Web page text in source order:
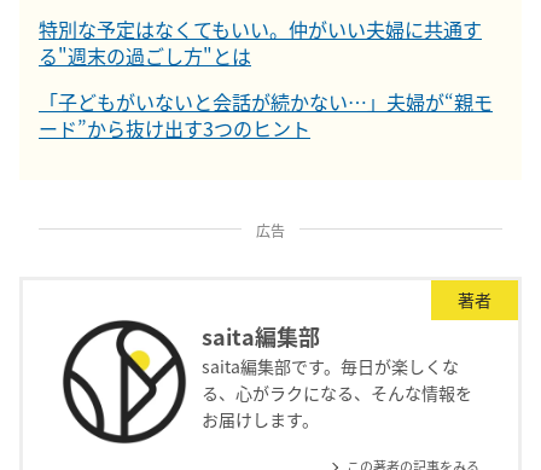
特別な予定はなくてもいい。仲がいい夫婦に共通す
る"週末の過ごし方"とは
「子どもがいないと会話が続かない…」夫婦が“親モ
ード”から抜け出す3つのヒント
広告
著者
saita編集部
saita編集部です。毎日が楽しくな
る、心がラクになる、そんな情報を
お届けします。